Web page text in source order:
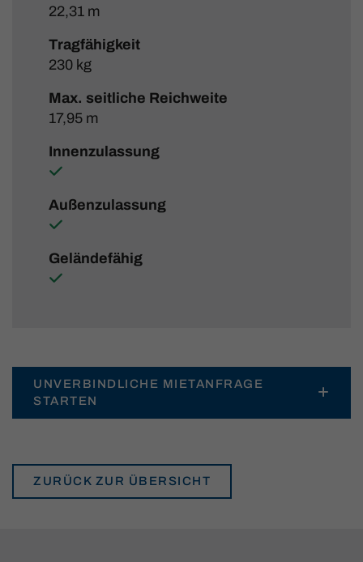
22,31 m
Tragfähigkeit
230 kg
Max. seitliche Reichweite
17,95 m
Innenzulassung
Außenzulassung
Geländefähig
UNVERBINDLICHE MIETANFRAGE
STARTEN
ZURÜCK ZUR ÜBERSICHT